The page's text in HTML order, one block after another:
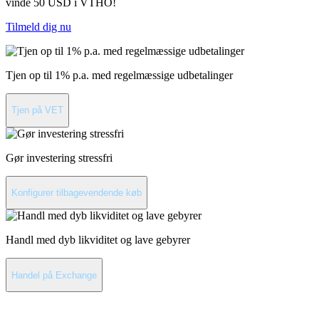
vinde 50 USD i VTHO!
Tilmeld dig nu
Tjen op til 1% p.a. med regelmæssige udbetalinger
Tjen på VET
Gør investering stressfri
Konfigurer tilbagevendende køb
Handl med dyb likviditet og lave gebyrer
Handel på Exchange